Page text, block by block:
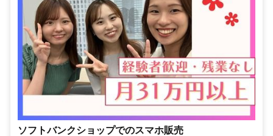
ソフトバンクショップでのスマホ販売